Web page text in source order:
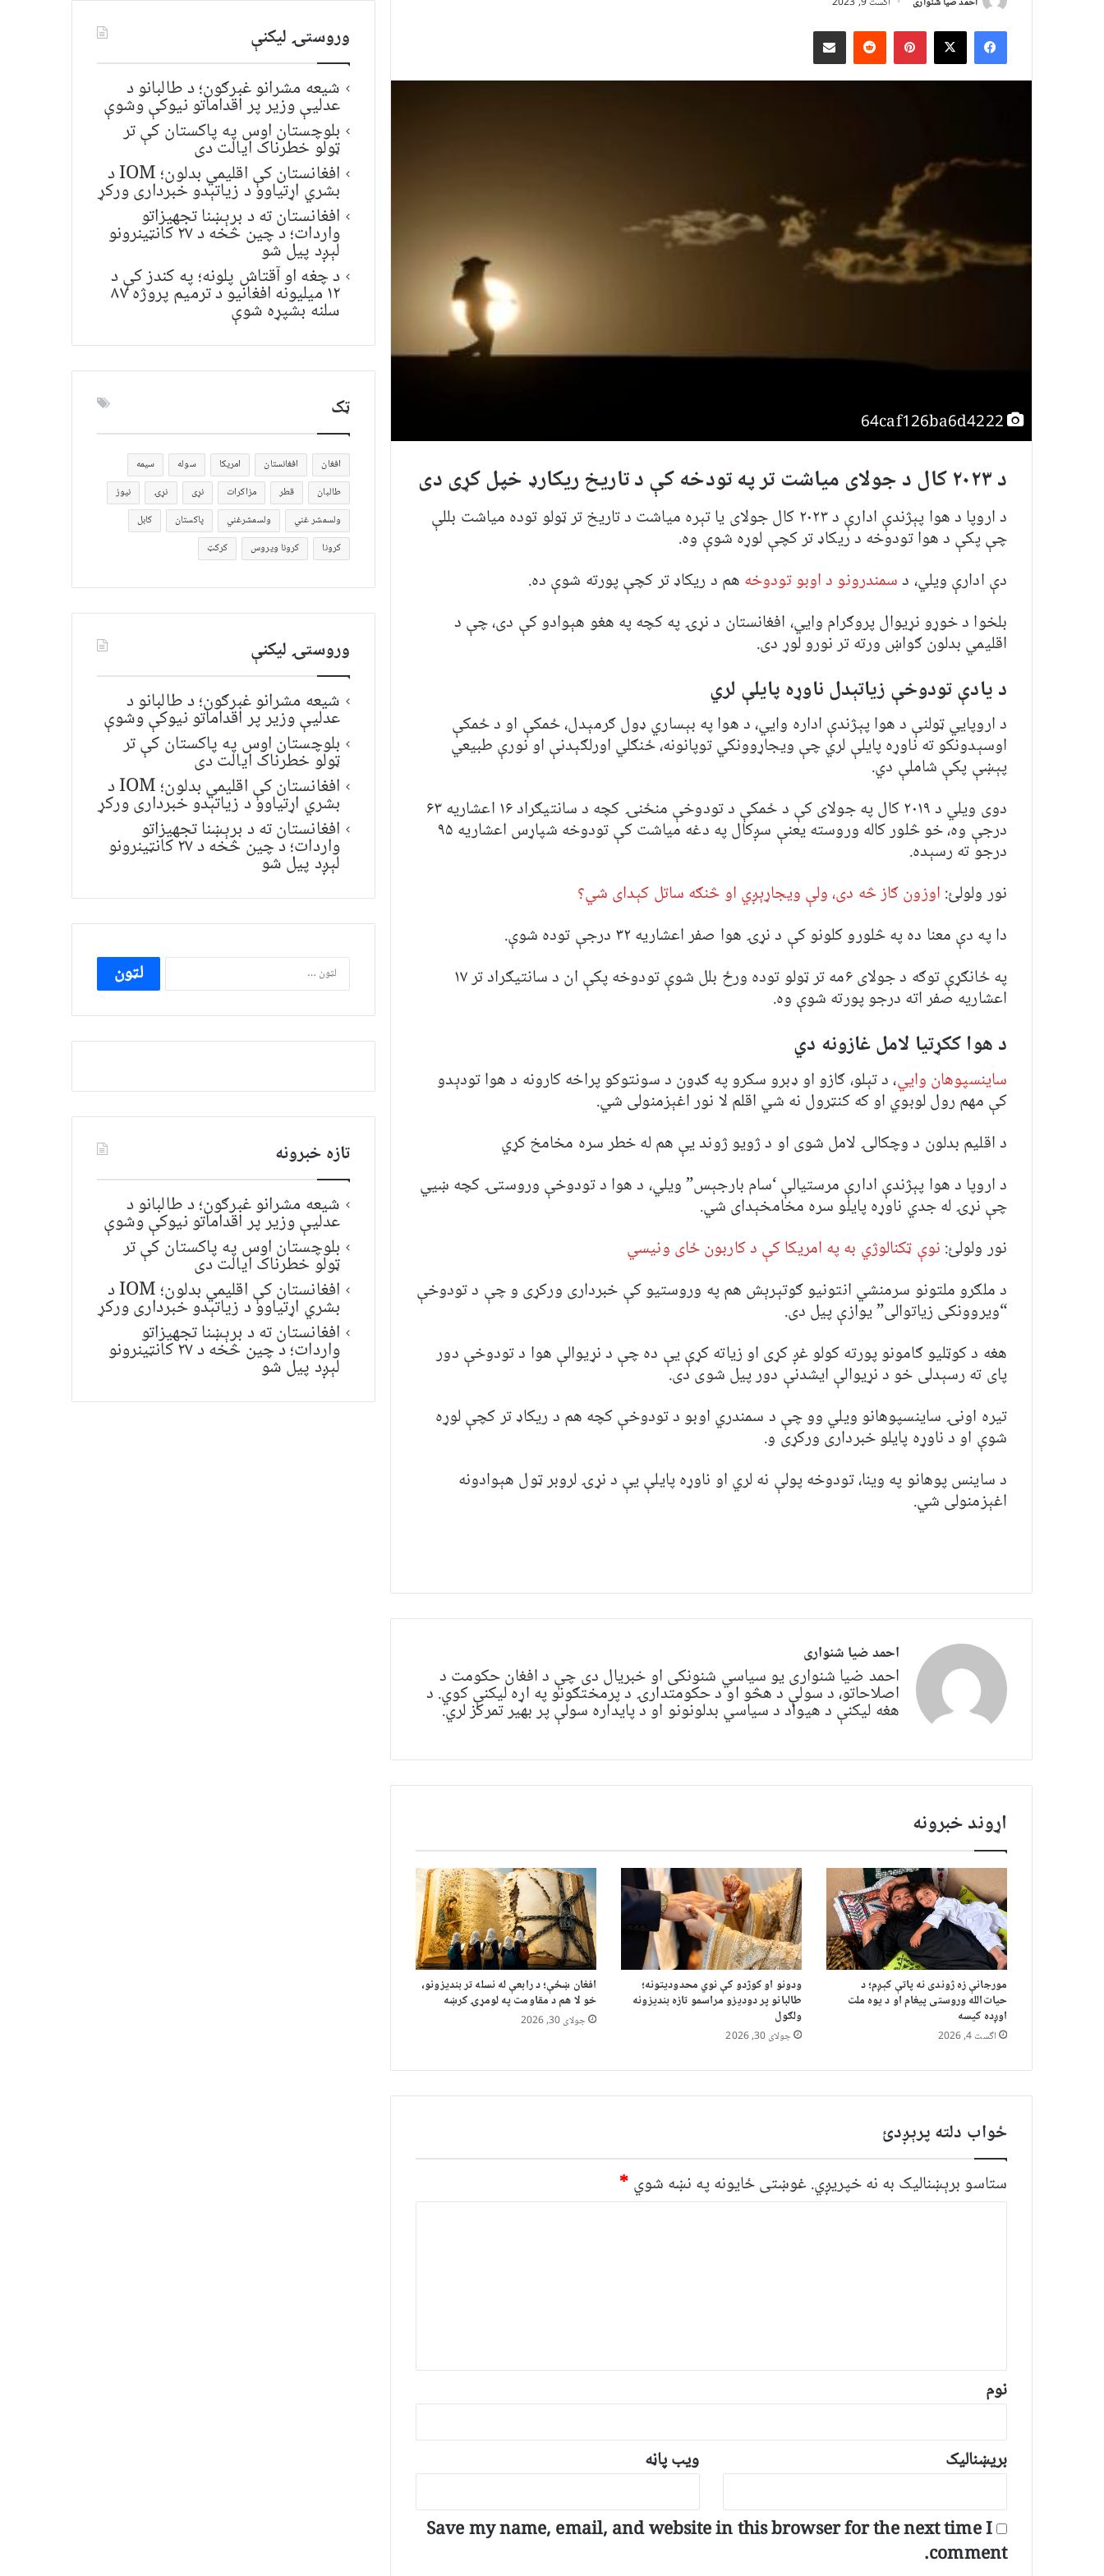
Facebook
X
Pinterest
Redditد بریښنالیک له لارې شریک کړئ
د ۲۰۲۳ کال د جولای میاشت تر په تودخه کې د تاریخ ریکارډ خپل کړی دی
د اروپا د هوا پېژندې ادارې د ۲۰۲۳ کال جولای یا تېره میاشت د تاریخ تر ټولو توده میاشت بللې
چې پکې د هوا تودوخه د ریکاډ تر کچې لوړه شوې وه.
دې ادارې ویلي، دسمندرونو د اوبو تودوخه هم د ریکاډ تر کچې پورته شوې ده.
بلخوا د خوړو نړیوال پروګرام وايي، افغانستان د نړۍ په کچه په هغو هېوادو کې دی، چې د
اقلیمي بدلون ګواښ ورته تر نورو لوړ دی.
د یادې تودوخې زیاتېدل ناوړه پایلې لري
د اروپايي ټولنې د هوا پېژندې اداره وايي، د هوا په بېساري ډول ګرمېدل، ځمکې او د ځمکې
اوسېدونکو ته ناوړه پایلې لري چې ویجاړوونکي توپانونه، ځنګلي اورلګېدنې او نورې طبیعي
پېښې پکې شاملې دي.
دوی ویلي د ۲۰۱۹ کال په جولای کې د ځمکې د تودوخې منځنۍ کچه د سانتیګراد ۱۶ اعشاریه ۶۳
درجې وه، خو څلور کاله وروسته یعنې سږکال په دغه میاشت کې تودوخه شپاړس اعشاریه ۹۵
درجو ته رسېده.
نور ولولئ: اوزون ګاز څه دی، ولې ویجاړېږي او څنګه ساتل کېدای شي؟
دا په دې معنا ده په څلورو کلونو کې د نړۍ هوا صفر اعشاریه ۳۲ درجې توده شوې.
په ځانګړې توګه د جولای ۶مه تر ټولو توده ورځ بلل شوې تودوخه پکې ان د سانتیګراد تر ۱۷
اعشاریه صفر اته درجو پورته شوې وه.
د هوا ککړتیا لامل غازونه دي
ساینسپوهان وايي، د تېلو، ګازو او ډبرو سکرو په ګډون د سونتوکو پراخه کارونه د هوا تودېدو
کې مهم رول لوبوي او که کنټرول نه شي اقلم لا نور اغېزمنولی شي.
د اقلیم بدلون د وچکالۍ لامل شوی او د ژويو ژوند یې هم له خطر سره مخامخ کړي
د اروپا د هوا پېژندې ادارې مرستیالې ‘سام بارجېس” ویلي، د هوا د تودوخې وروستۍ کچه ښيي
چې نړۍ له جدي ناوړه پایلو سره مخامخېدای شي.
نور ولولئ: نوې ټکنالوژي به په امریکا کې د کاربون ځای ونیسي
د ملګرو ملتونو سرمنشي انتونیو ګوتېرېش هم په وروستیو کې خبرداری ورکړی و چې د تودوخې
“ویروونکی زیاتوالی” یوازې پیل دی.
هغه د کوټليو ګامونو پورته کولو غږ کړی او زیاته کړې یې ده چې د نړیوالې هوا د تودوخې دور
پای ته رسېدلی خو د نړیوالې ایشدنې دور پیل شوی دی.
تیره اونۍ ساینسپوهانو ویلي وو چې د سمندري اوبو د تودوخې کچه هم د ریکاډ تر کچې لوړه
شوې او د ناوړه پایلو خبرداری ورکړی و.
د ساینس پوهانو په وینا، تودوخه پولې نه لري او ناوړه پایلې یې د نړۍ لروبر ټول هېوادونه
اغېزمنولی شي.
احمد ضیا شنواری
احمد ضیا شنواری یو سياسي شنونکی او خبریال دی چې د افغان حکومت د
اصلاحاتو، د سولې د هڅو او د حکومتدارۍ د پرمختګونو په اړه لیکنې کوي. د
هغه لیکنې د هیواد د سیاسي بدلونونو او د پایداره سولې پر بهیر تمرکز لري.
اړوند خبرونه
مورجانې زه ژوندی نه پاتې کېږم؛ د
حیات‌الله وروستی پیغام او د یوه ملت
اوږده کیسه
اگست 4, 2026
ودونو او کوژدو کې نوي محدودیتونه؛
طالبانو پر دودیزو مراسمو تازه بندیزونه
ولګول
جولای 30, 2026
افغان ښځې؛ د رابعې له نسله تر بندیزونو،
خو لا هم د مقاومت په لومړۍ کرښه
جولای 30, 2026
ځواب دلته پرېږدئ
ستاسو برېښناليک به نه خپريږي. غوښتى ځایونه په نښه شوي *
*
نوم
بریښنالیک ویب پاڼه
Save my name, email, and website in this browser for the next time I
comment.
وروستۍ ليکنې
شیعه مشرانو غبرګون؛ د طالبانو د
عدلیې وزیر پر اقداماتو نیوکې وشوې
بلوچستان اوس په پاکستان کې تر
ټولو خطرناک ایالت دی
افغانستان کې اقلیمي بدلون؛ IOM د
بشري اړتیاوو د زیاتېدو خبرداری ورکړ
افغانستان ته د برېښنا تجهیزاتو
واردات؛ د چین څخه د ۲۷ کانټینرونو
لېږد پیل شو
د چغه او آقتاش پلونه؛ په کندز کې د
۱۲ میلیونه افغانیو د ترمیم پروژه ۸۷
سلنه بشپړه شوې
ټک
افغان افغانستان امریکا سوله
سیمه
طالبان
قطر مزاکرات نړی نړۍ
نیوز
ولسمشر غني
ولسمشرغني پاکستان
کابل
کرونا
کرونا ویروس کرکټ
وروستۍ ليکنې
شیعه مشرانو غبرګون؛ د طالبانو د
عدلیې وزیر پر اقداماتو نیوکې وشوې
بلوچستان اوس په پاکستان کې تر
ټولو خطرناک ایالت دی
افغانستان کې اقلیمي بدلون؛ IOM د
بشري اړتیاوو د زیاتېدو خبرداری ورکړ
افغانستان ته د برېښنا تجهیزاتو
واردات؛ د چین څخه د ۲۷ کانټینرونو
لېږد پیل شو
ددی
لپاره
لټون:
تازه خبرونه
شیعه مشرانو غبرګون؛ د طالبانو د
عدلیې وزیر پر اقداماتو نیوکې وشوې
بلوچستان اوس په پاکستان کې تر
ټولو خطرناک ایالت دی
افغانستان کې اقلیمي بدلون؛ IOM د
بشري اړتیاوو د زیاتېدو خبرداری ورکړ
افغانستان ته د برېښنا تجهیزاتو
واردات؛ د چین څخه د ۲۷ کانټینرونو
لېږد پیل شو